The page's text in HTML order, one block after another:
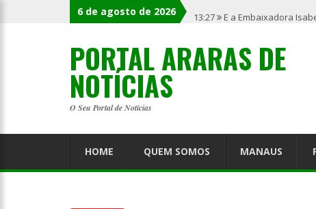
6 de agosto de 2026 13:27 E a Embaixadora
PORTAL ARARAS DE
NOTÍCIAS
O Seu Portal de Notícias
HOME QUEM SOMOS MANAUS